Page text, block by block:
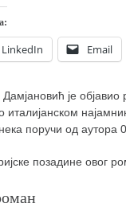
LinkedIn Email
је
поручи од аутора
позадине овог